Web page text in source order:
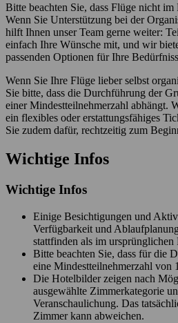
Bitte beachten Sie, dass Flüge nicht im
Wenn Sie Unterstützung bei der
hilft Ihnen unser Team gerne weiter:
einfach Ihre Wünsche mit, und wir
passenden Optionen für Ihre
Wenn Sie Ihre Flüge lieber selbst
Sie bitte, dass die Durchführung der
einer Mindestteilnehmerzahl abhängt.
ein flexibles oder erstattungsfähiges
Sie zudem dafür, rechtzeitig zum
Wichtige Infos
Wichtige Infos
Einige Besichtigungen und
Verfügbarkeit und
stattfinden als im ursprünglichen
Bitte beachten Sie, dass für die
eine Mindestteilnehmerzahl von
Die Hotelbilder zeigen nach
ausgewählte Zimmerkategorie
Veranschaulichung. Das
Zimmer kann abweichen.